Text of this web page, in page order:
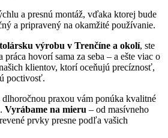
a presnú montáž, vďaka ktorej bude
a pripravený na okamžité používanie.
výrobu v Trenčíne a okolí, ste
práca hovorí sama za seba – a ešte viac o
klientov, ktorí oceňujú precíznosť,
poctivosť.
praxou vám ponúka kvalitné
Vyrábame na mieru – od masívneho
prvky presne podľa vašich